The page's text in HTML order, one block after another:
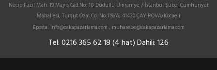
Necip Fazıl Mah. 19 Mayıs Cad.No: 18 Dudullu Ümraniye / İstanbul Şube: Cumhuriyet
Mahallesi, Turgut Özal Cd. No:119/A, 41420 ÇAYIROVA/Kocaeli
Eposta: info@cakapazarlama.com , muhasebe@cakapazarlama.com
Tel:0216 365 62 18 (4 hat) Dahili: 126